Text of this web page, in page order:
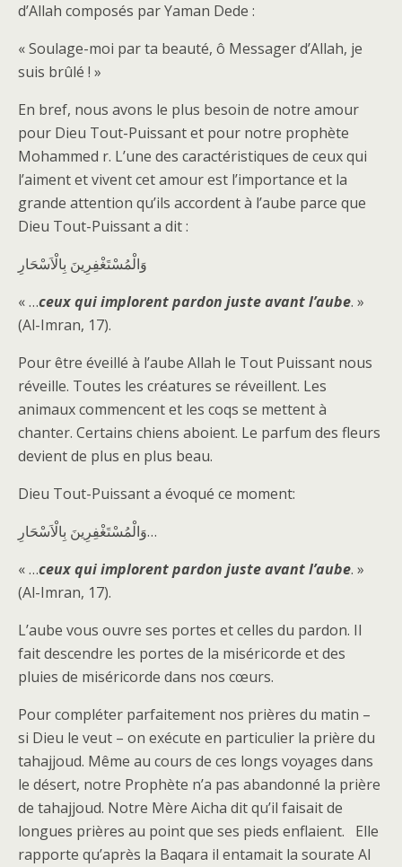
d’Allah composés par Yaman Dede :
« Soulage-moi par ta beauté, ô Messager d’Allah, je
suis brûlé ! »
En bref, nous avons le plus besoin de notre amour
pour Dieu Tout-Puissant et pour notre prophète
Mohammed r. L’une des caractéristiques de ceux qui
l’aiment et vivent cet amour est l’importance et la
grande attention qu’ils accordent à l’aube parce que
Dieu Tout-Puissant a dit :
وَالْمُسْتَغْفِرِينَ بِالْاَسْحَارِ
« …ceux qui implorent pardon juste avant l’aube. »
(Al-Imran, 17).
Pour être éveillé à l’aube Allah le Tout Puissant nous
réveille. Toutes les créatures se réveillent. Les
animaux commencent et les coqs se mettent à
chanter. Certains chiens aboient. Le parfum des fleurs
devient de plus en plus beau.
Dieu Tout-Puissant a évoqué ce moment:
وَالْمُسْتَغْفِرِينَ بِالْاَسْحَارِ…
« …ceux qui implorent pardon juste avant l’aube. »
(Al-Imran, 17).
L’aube vous ouvre ses portes et celles du pardon. Il
fait descendre les portes de la miséricorde et des
pluies de miséricorde dans nos cœurs.
Pour compléter parfaitement nos prières du matin –
si Dieu le veut – on exécute en particulier la prière du
tahajjoud. Même au cours de ces longs voyages dans
le désert, notre Prophète n’a pas abandonné la prière
de tahajjoud. Notre Mère Aicha dit qu’il faisait de
longues prières au point que ses pieds enflaient. Elle
rapporte qu’après la Baqara il entamait la sourate Al